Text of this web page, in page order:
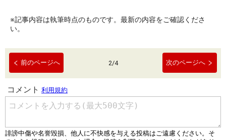
※記事内容は執筆時点のものです。最新の内容をご確認くださ
い。
前のページへ 2/4 次のページへ